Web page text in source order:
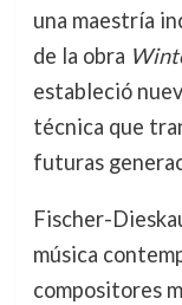
una maestría
de la obra
estableció
técnica que
futuras
Fischer-
música
compositores